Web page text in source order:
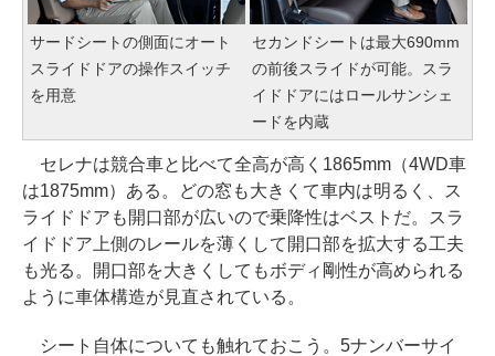
サードシートの側面にオート
スライドドアの操作スイッチ
を用意
セカンドシートは最大690mm
の前後スライドが可能。スラ
イドドアにはロールサンシェ
ードを内蔵
セレナは競合車と比べて全高が高く1865mm（4WD車
は1875mm）ある。どの窓も大きくて車内は明るく、ス
ライドドアも開口部が広いので乗降性はベストだ。スラ
イドドア上側のレールを薄くして開口部を拡大する工夫
も光る。開口部を大きくしてもボディ剛性が高められる
ように車体構造が見直されている。
シート自体についても触れておこう。5ナンバーサイ